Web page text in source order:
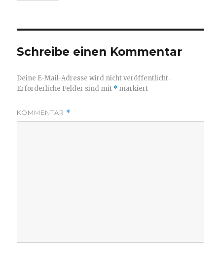
Schreibe einen Kommentar
Deine E-Mail-Adresse wird nicht veröffentlicht.
Erforderliche Felder sind mit * markiert
KOMMENTAR *